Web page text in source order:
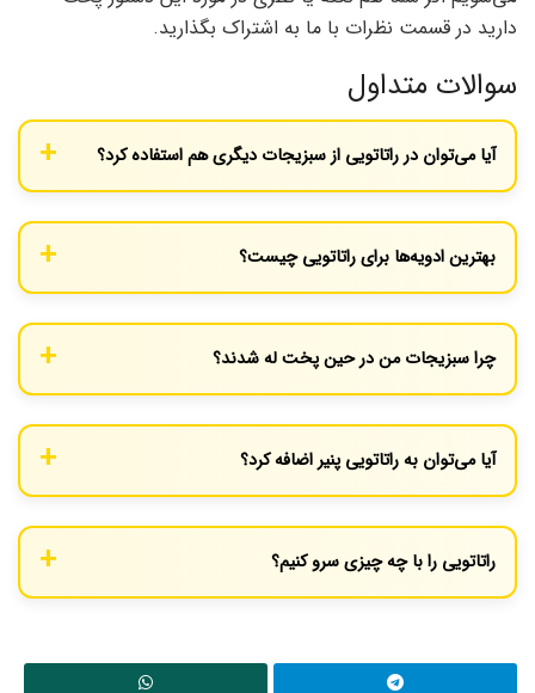
دارید در قسمت نظرات با ما به اشتراک بگذارید.
سوالات متداول
آیا می‌توان در راتاتویی از سبزیجات دیگری هم استفاده کرد؟
سبزیجات استفاده کنید تا تنوع رنگی بیشتری داشته باشید.
بهترین ادویه‌ها برای راتاتویی چیست؟
دودی برای عطر و طعم بهتر استفاده کنید.
چرا سبزیجات من در حین پخت له شدند؟
بوده و یا زمان پخت بیش از حد طولانی شده است.
آیا می‌توان به راتاتویی پنیر اضافه کرد؟
پنیر پارمزان یا موزارلا روی سبزیجات بپاشید و اجازه دهید آب شود.
راتاتویی را با چه چیزی سرو کنیم؟
(بلغور عربی) نیز سرو می‌شود.